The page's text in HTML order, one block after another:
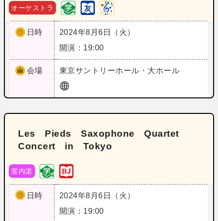
オーケストラ
日時
2024年8月6日（火）
開演：19:00
会場 東京サントリーホール・大ホール
Les Pieds Saxophone Quartet
Concert in Tokyo
室内楽
日時
2024年8月6日（火）
開演：19:00